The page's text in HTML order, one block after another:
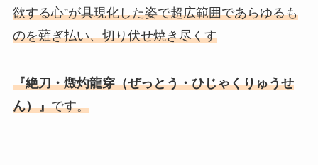
欲する心”が具現化した姿で超広範囲であらゆるも
のを薙ぎ払い、切り伏せ焼き尽くす
『絶刀・燬灼龍穿（ぜっとう・ひじゃくりゅうせ
ん）』です。